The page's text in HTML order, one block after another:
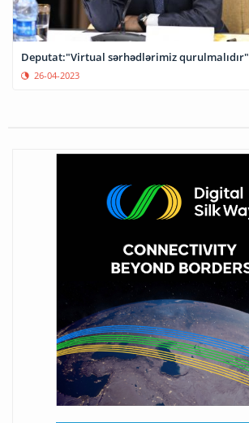
Deputat:"Virtual sərhədlərimiz qurulmalıdır"
26-04-2023